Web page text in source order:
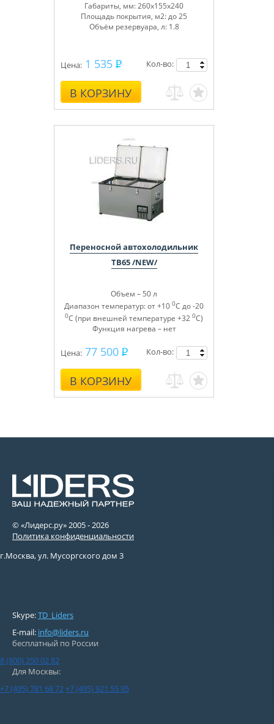
Габариты, мм: 260x155x240
Площадь покрытия, м2: до 25
Объём резервуара, л: 1.8
Цена: 1 535
В КОРЗИНУ
Кол-во:
Переносной автохолодильник
TB65 /NEW/
Объем – 50 л
Диапазон температур: от +10 0С до -20
0С (при внешней температуре +32 0С)
Функция нагрева – нет
Цена: 77 500
В КОРЗИНУ
Кол-во:
© «Лидерс.ру» 2005 -2026
Политика конфиденциальности
г.Москва, ул. Мусоргского дом 3
Skype:TD_Liders
E-mail: info@liders.ru
бесплатный по России
8 (800) 250 02 82
Для Москвы:
+7 (495) 781 68 72+7 (495) 921 55 95